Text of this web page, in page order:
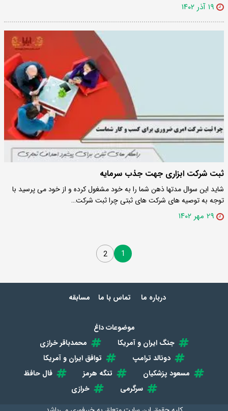
۱۹ آذر ۱۴۰۲
ثبت شرکت ابزاری جهت جذب سرمایه‌
شاید این سوال مدتها ذهن شما را به خود مشغول کرده و از خود می پرسید با
توجه به توصیه های شرکت های ثبتی چرا ثبت شرکت…
۲۹ مهر ۱۴۰۲
1
2
درباره ما تماس با ما مسابقه
موضوعات داغ
جنگ ایران و آمریکا
محمدباقر خرازی
دونالد ترامپ
توافق ایران و آمریکا
مسعود پزشکیان
تنگه هرمز
فال حافظ
سرگرمی
خرازی